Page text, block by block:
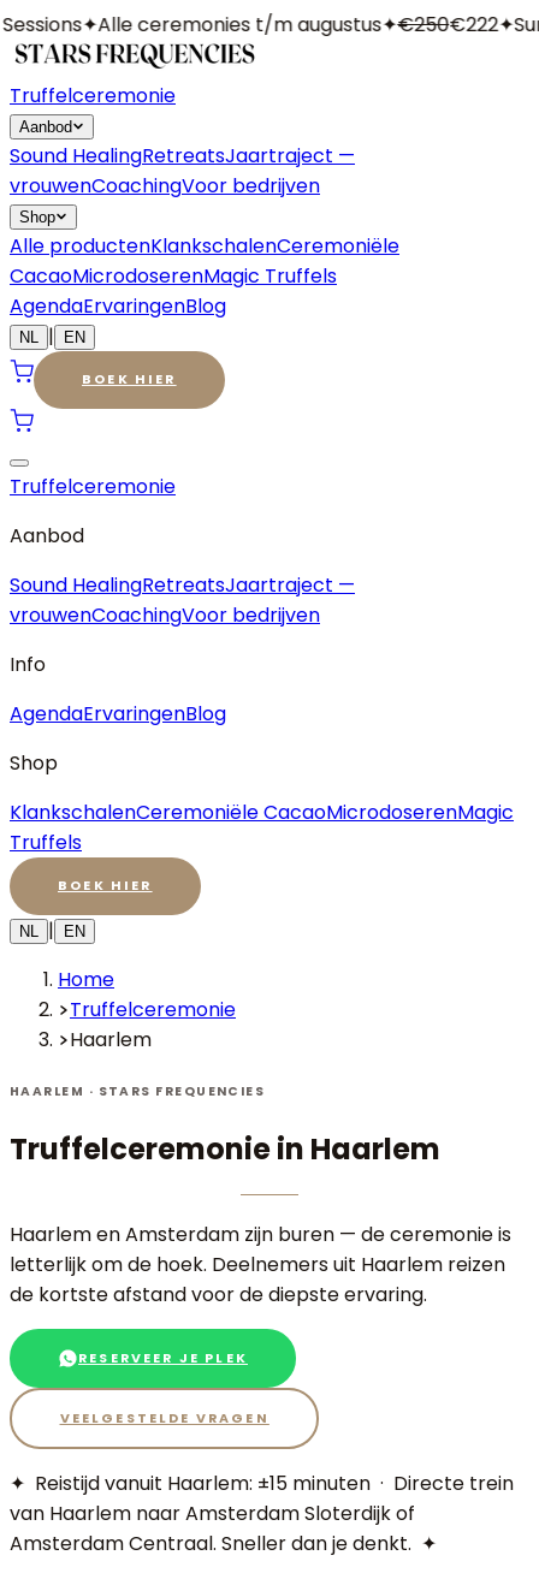
✦Alle ceremonies t/m augustus✦€250€222✦
Truffelceremonie
Aanbod
Sound HealingRetreatsJaartraject —
vrouwenCoachingVoor bedrijven
Shop
Alle productenKlankschalenCeremoniële
CacaoMicrodoserenMagic Truffels
AgendaErvaringenBlog
NL | EN
BOEK HIER
Truffelceremonie
Aanbod
Sound HealingRetreatsJaartraject —
vrouwenCoachingVoor bedrijven
Info
AgendaErvaringenBlog
Shop
KlankschalenCeremoniële CacaoMicrodoserenMagic
Truffels
BOEK HIER
NL | EN
Home
Truffelceremonie
Haarlem
HAARLEM · STARS FREQUENCIES
Truffelceremoniein Haarlem
Haarlem en Amsterdam zijn buren — de ceremonie is
letterlijk om de hoek. Deelnemers uit Haarlem reizen
de kortste afstand voor de diepste ervaring.
RESERVEER JE PLEK
VEELGESTELDE VRAGEN
✦ Reistijd vanuit Haarlem: ±15 minuten · Directe trein
van Haarlem naar Amsterdam Sloterdijk of
Amsterdam Centraal. Sneller dan je denkt. ✦